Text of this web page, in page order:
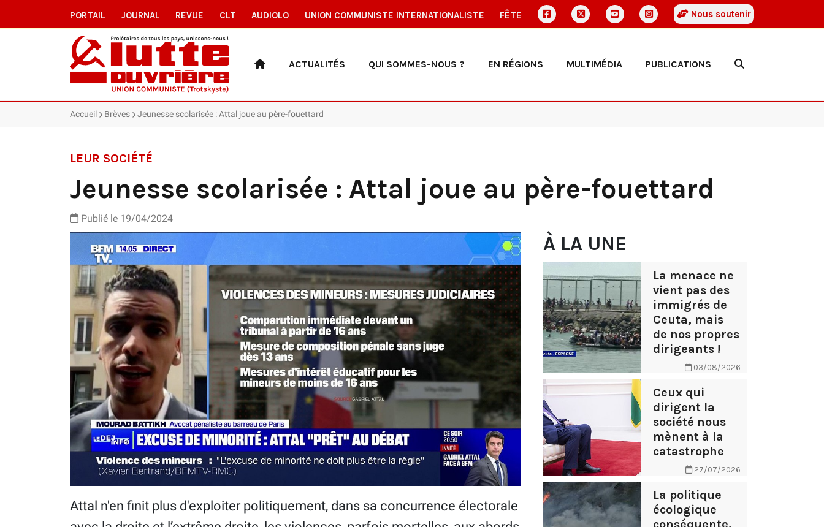
PORTAIL JOURNAL REVUE CLT AUDIOLO UNION COMMUNISTE INTERNATIONALISTE FÊTE Nous soutenir
ACTUALITÉS QUI SOMMES-NOUS ? EN RÉGIONS MULTIMÉDIA PUBLICATIONS
Accueil Brèves Jeunesse scolarisée : Attal joue au père-fouettard
LEUR SOCIÉTÉ
Jeunesse scolarisée : Attal joue au père-fouettard
Publié le 19/04/2024
Attal n'en finit plus d'exploiter politiquement, dans sa concurrence électorale
À LA UNE
La menace ne
vient pas des
immigrés de
Ceuta, mais
de nos propres
dirigeants !
03/08/2026
Ceux qui
dirigent la
société nous
mènent à la
catastrophe
27/07/2026
La politique
écologique
conséquente,